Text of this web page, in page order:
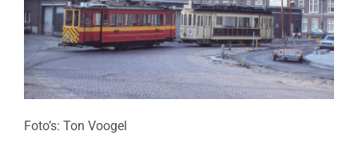
Foto’s: Ton Voogel